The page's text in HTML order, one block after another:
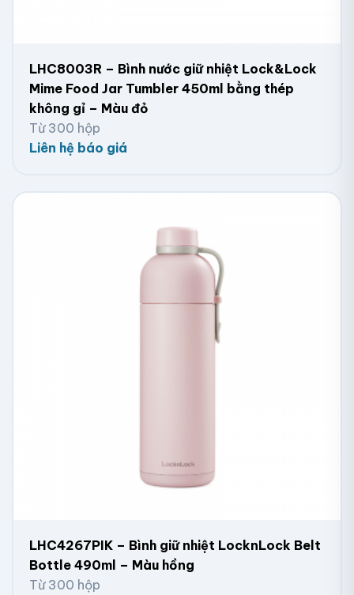
LHC8003R – Bình nước giữ nhiệt Lock&Lock
Mime Food Jar Tumbler 450ml bằng thép
không gỉ – Màu đỏ
Từ 300 hộp
Liên hệ báo giá
LHC4267PIK – Bình giữ nhiệt LocknLock Belt
Bottle 490ml – Màu hồng
Từ 300 hộp